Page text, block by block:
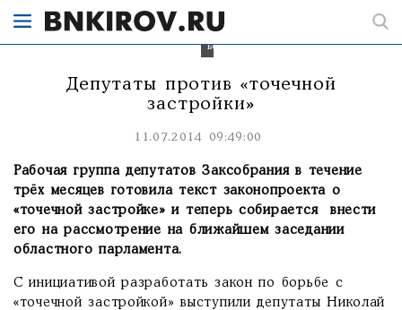
значительно
возрастёт.
Депутаты против «точечной
застройки»
11.07.2014 09:49:00
Рабочая группа депутатов Заксобрания в течение
трёх месяцев готовила текст законопроекта о
«точечной застройке» и теперь собирается внести
его на рассмотрение на ближайшем заседании
областного парламента.
С инициативой разработать закон по борьбе с
«точечной застройкой» выступили депутаты Николай